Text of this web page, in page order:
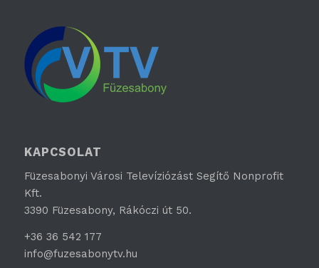
KAPCSOLAT
Füzesabonyi Városi Televíziózást Segítő Nonprofit
Kft.
3390 Füzesabony, Rákóczi út 50.
+36 36 542 177
info@fuzesabonytv.hu